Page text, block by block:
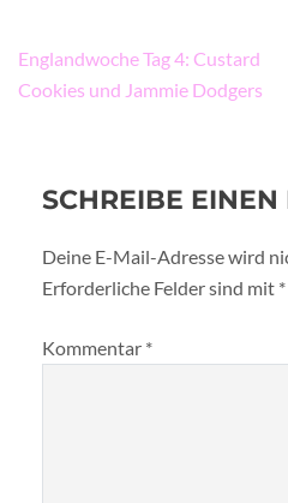
Beitragsnavigation
Englandwoche Tag 4: Custard
Cookies und Jammie Dodgers
SCHREIBE
Deine E-Mail-Adresse wird
Erforderliche Felder sind mit *
Kommentar *